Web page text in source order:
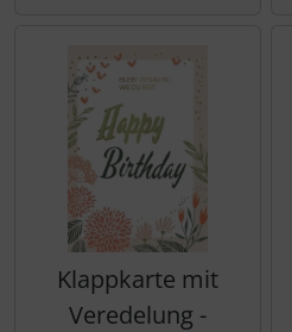
Klappkarte mit
Veredelung -